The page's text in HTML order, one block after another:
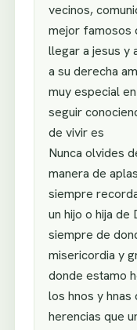
vecinos,
mejor famosos
llegar a jesus y
a su derecha
muy especial
seguir
de vivir es
Nunca olvides
manera de
siempre
un hijo o hija de
siempre de
misericordia y
donde estamo
los hnos y
herencias que